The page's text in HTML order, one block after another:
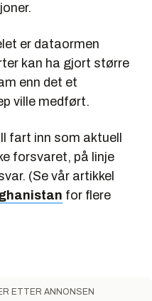
er dataormen
kan ha gjort større
enn det et
ville medført.
fart inn som aktuell
forsvaret, på linje
(Se vår artikkel
for flere
ETTER ANNONSEN